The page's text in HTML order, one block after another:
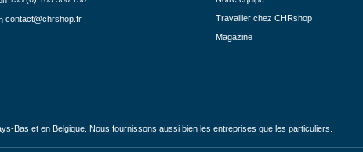
contact@chrshop.fr
Travailler chez CHRshop
Magazine
Bas et en Belgique. Nous fournissons aussi bien les entreprises que les particuliers.